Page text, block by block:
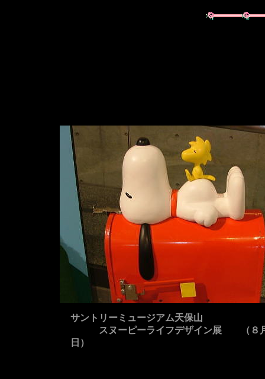
サントリーミュージアム天保山
スヌーピーライフデザイン展 （８
日）